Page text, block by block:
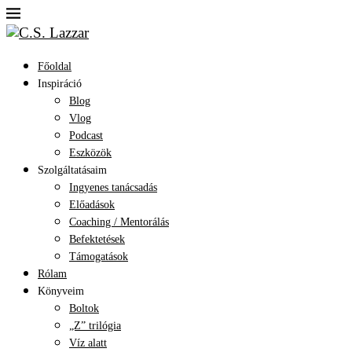
Főoldal
Inspiráció
Blog
Vlog
Podcast
Eszközök
Szolgáltatásaim
Ingyenes tanácsadás
Előadások
Coaching / Mentorálás
Befektetések
Támogatások
Rólam
Könyveim
Boltok
„Z” trilógia
Víz alatt